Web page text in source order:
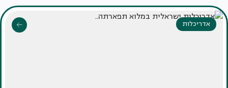
אדריכלות